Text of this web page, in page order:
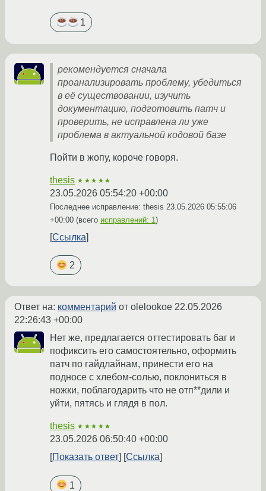
1
рекомендуется сначала
проанализировать проблему, убедиться
в её существовании, изучить
документацию, подготовить патч и
проверить, не исправлена ли уже
проблема в актуальной кодовой базе
Пойти в жопу, короче говоря.
thesis ★★★★★
23.05.2026 05:54:20 +00:00
Последнее исправление: thesis 23.05.2026 05:55:06
+00:00 (всего исправлений: 1)
Ссылка
2
Ответ на: комментарий от olelookoe 22.05.2026
22:26:43 +00:00
Нет же, предлагается оттестировать баг и
пофиксить его самостоятельно, оформить
патч по гайдлайнам, принести его на
подносе с хлебом-солью, поклониться в
ножки, поблагодарить что не отп**дили и
уйти, пятясь и глядя в пол.
thesis ★★★★★
23.05.2026 06:50:40 +00:00
Показать ответ
Ссылка
1